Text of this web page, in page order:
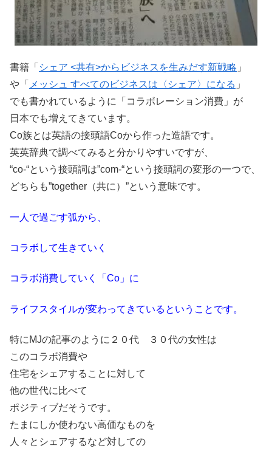
書籍「 シェア <共有>からビジネスを生みだす新戦略 」
や「 メッシュ すべてのビジネスは〈シェア〉になる 」
でも書かれているように「コラボレーション消費」が
日本でも増えてきています。
Co族とは英語の接頭語Coから作った造語です。
英英辞典で調べてみると分かりやすいですが、
“co-“という接頭詞は”com-“という接頭詞の変形の一つで、
どちらも”together（共に）”という意味です。
一人で過ごす弧から、
コラボして生きていく
コラボ消費していく「Co」に
ライフスタイルが変わってきているということです。
特にMJの記事のように２０代 ３０代の女性は
このコラボ消費や
住宅をシェアすることに対して
他の世代に比べて
ポジティブだそうです。
たまにしか使わない高価なものを
人々とシェアするなど対しての